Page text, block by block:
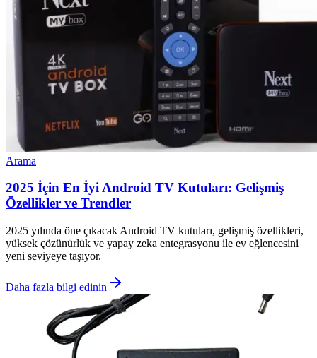
Arama
2025 İçin En İyi Android TV Kutuları: Gelişmiş
Özellikler ve Trendler
2025 yılında öne çıkacak Android TV kutuları, gelişmiş özellikleri,
yüksek çözünürlük ve yapay zeka entegrasyonu ile ev eğlencesini
yeni seviyeye taşıyor.
Daha fazla bilgi edinin